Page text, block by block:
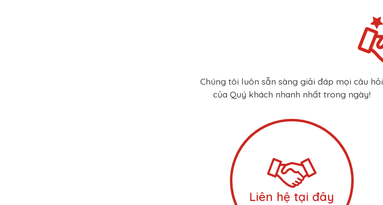
Chúng tôi luôn sẵn sàng giải đáp mọi câu hỏi
của Quý khách nhanh nhất trong ngày!
Liên hệ tại đây